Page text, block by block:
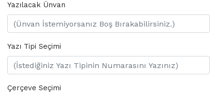
Yazılacak Ünvan
Yazı Tipi Seçimi
Çerçeve Seçimi